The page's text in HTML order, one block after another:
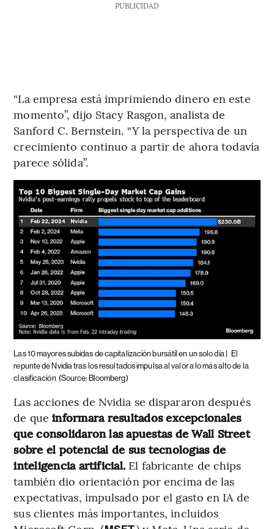
PUBLICIDAD
“La empresa está imprimiendo dinero en este
momento”, dijo Stacy Rasgon, analista de
Sanford C. Bernstein. “Y la perspectiva de un
crecimiento continuo a partir de ahora todavía
parece sólida”.
Las 10 mayores subidas de capitalización bursátil en un solo día |
El
repunte de Nvidia tras los resultados impulsa al valor a lo más alto de la
clasificación (Source: Bloomberg)
Las acciones de Nvidia se dispararon después
de que informara resultados excepcionales
que consolidaron las apuestas de Wall Street
sobre el potencial de sus tecnologías de
inteligencia artificial. El fabricante de chips
también dio orientación por encima de las
expectativas, impulsado por el gasto en IA de
sus clientes más importantes, incluidos